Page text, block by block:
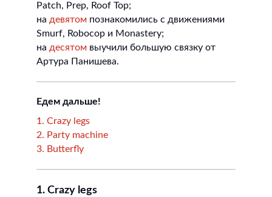
Patch, Prep, Roof Top;
на девятом познакомились с движениями
Smurf, Robocop и Monastery;
на десятом выучили большую связку от
Артура Панишева.
Едем дальше!
1. Crazy legs
2. Party machine
3. Butterfly
1. Crazy legs